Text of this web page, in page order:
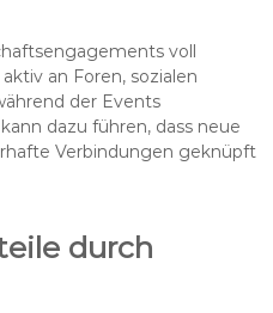
voll
an Foren, sozialen
der Events
dazu führen, dass neue
Verbindungen geknüpft
durch